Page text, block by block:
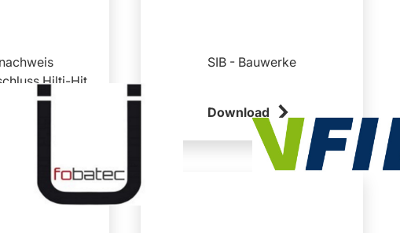
Hilti-Hit
SIB - Bauwerke
Download